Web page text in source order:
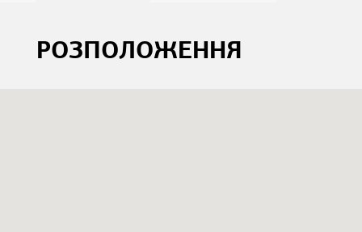
РОЗПОЛОЖЕННЯ